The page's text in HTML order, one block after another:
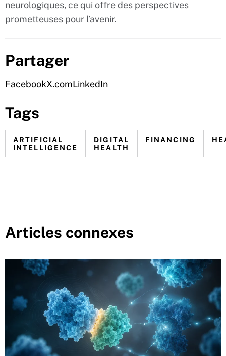
neurologiques, ce qui offre des perspectives
prometteuses pour l’avenir.
Partager
FacebookX.comLinkedIn
Tags
ARTIFICIAL
INTELLIGENCE
DIGITAL
HEALTH
FINANCING
Articles connexes